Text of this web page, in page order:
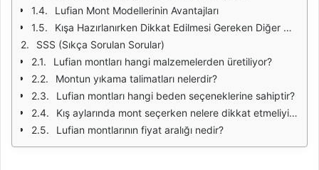
Lufian Mont Modellerinin Avantajları
Kışa Hazırlanırken Dikkat Edilmesi Gereken Diğer Unsurlar
SSS (Sıkça Sorulan Sorular)
Lufian montları hangi malzemelerden üretiliyor?
Montun yıkama talimatları nelerdir?
Lufian montları hangi beden seçeneklerine sahiptir?
Kış aylarında mont seçerken nelere dikkat etmeliyim?
Lufian montlarının fiyat aralığı nedir?